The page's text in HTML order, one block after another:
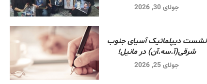
جولای 30, 2026
نشست دیپلماتیک آسیای جنوب
شرقی‌(آ.سه.آن) در مانیل!
جولای 25, 2026